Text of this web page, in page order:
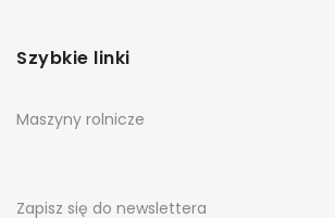
Szybkie linki
Maszyny rolnicze
Zapisz się do newslettera